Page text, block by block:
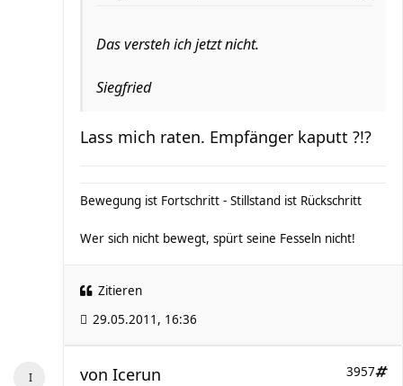
Das versteh ich jetzt nicht.
Siegfried
Lass mich raten. Empfänger kaputt ?!?
Bewegung ist Fortschritt - Stillstand ist Rückschritt
Wer sich nicht bewegt, spürt seine Fesseln nicht!
Zitieren
29.05.2011, 16:36
3957
von Icerun